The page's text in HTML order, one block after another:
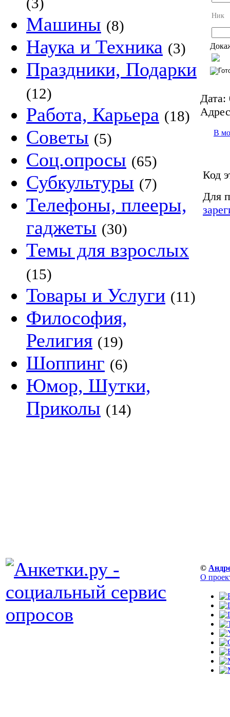
Машины (8)
Наука и Техника (3)
Праздники, Подарки
(12)
Работа, Карьера (18)
Советы (5)
Соц.опросы (65)
Субкультуры (7)
Телефоны, плееры,
гаджеты (30)
Темы для взрослых
(15)
Товары и Услуги (11)
Философия,
Религия (19)
Шоппинг (6)
Юмор, Шутки,
Приколы (14)
Ник
Дата:
В
Код
Для
©
О